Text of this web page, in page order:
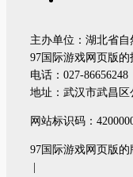
主办单位：湖北省自
97国际游戏网页版
电话：027-86656248
地址：武汉市武昌区
网站标识码：
97国际游戏网页版
|